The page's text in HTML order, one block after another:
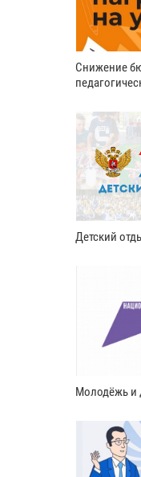
Снижение
Детский
Молодёжь и